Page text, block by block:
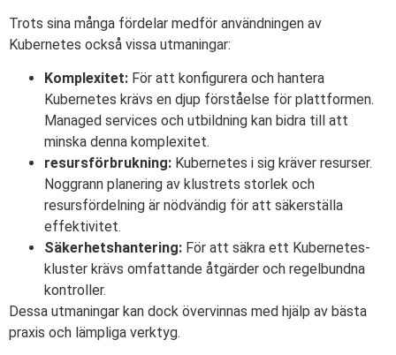
Trots sina många fördelar medför användningen av
Kubernetes också vissa utmaningar:
Komplexitet: För att konfigurera och hantera
Kubernetes krävs en djup förståelse för plattformen.
Managed services och utbildning kan bidra till att
minska denna komplexitet.
resursförbrukning: Kubernetes i sig kräver resurser.
Noggrann planering av klustrets storlek och
resursfördelning är nödvändig för att säkerställa
effektivitet.
Säkerhetshantering: För att säkra ett Kubernetes-
kluster krävs omfattande åtgärder och regelbundna
kontroller.
Dessa utmaningar kan dock övervinnas med hjälp av bästa
praxis och lämpliga verktyg.